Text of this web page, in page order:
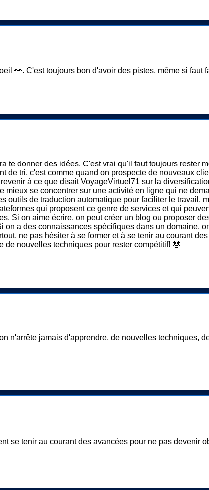
👀. C'est toujours bon d'avoir des pistes, même si faut
te donner des idées. C'est vrai qu'il faut toujours rester
de tri, c'est comme quand on prospecte de nouveaux
à ce que disait VoyageVirtuel71 sur la
se concentrer sur une activité en ligne qui ne
outils de traduction automatique pour faciliter le travail,
qui proposent ce genre de services et qui
Si on aime écrire, on peut créer un blog ou proposer
on a des connaissances spécifiques dans un domaine,
ne pas hésiter à se former et à se tenir au courant
de nouvelles techniques pour rester compétitif! 🤓
n'arrête jamais d'apprendre, de nouvelles techniques,
se tenir au courant des avancées pour ne pas devenir